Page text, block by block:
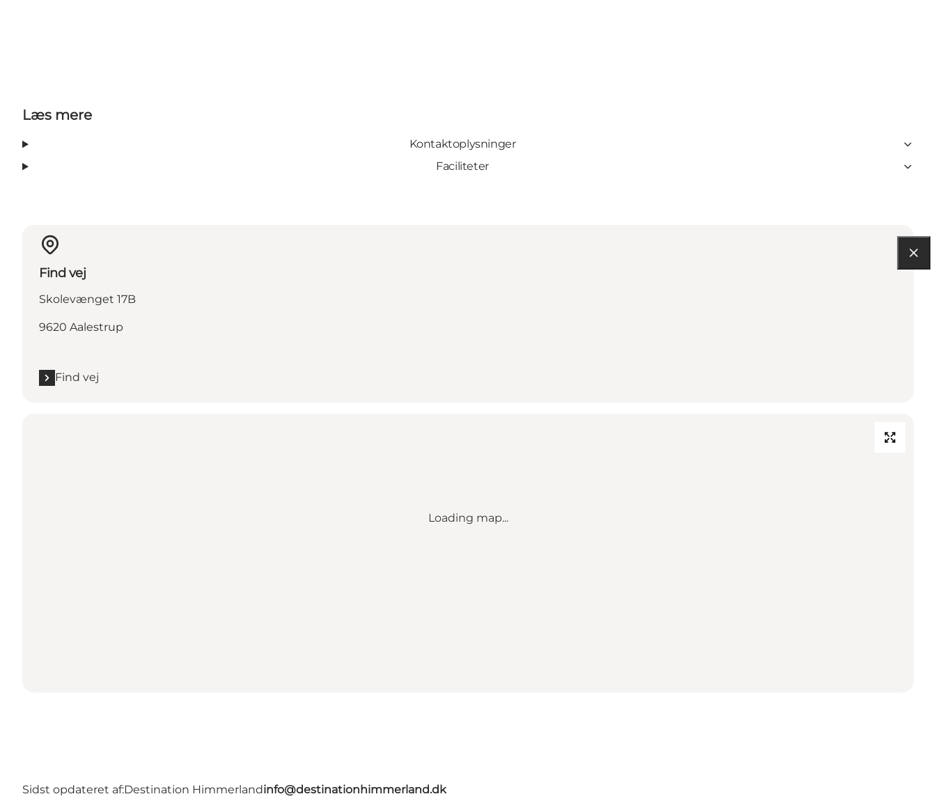
Læs mere
Kontaktoplysninger
Faciliteter
Find vej
Skolevænget 17B
9620 Aalestrup
Find vej
Loading map...
Sidst opdateret af:Destination Himmerlandinfo@destinationhimmerland.dk